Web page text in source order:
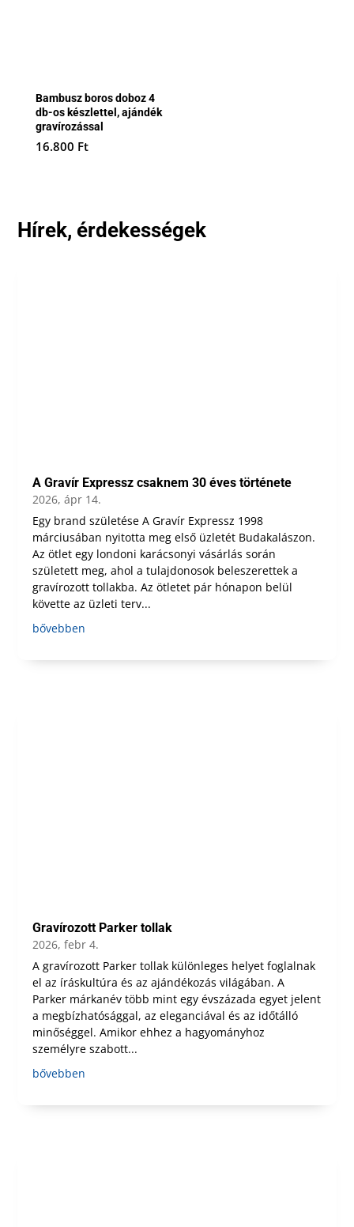
Bambusz boros doboz 4
db-os készlettel, ajándék
gravírozással
16.800 Ft
Hírek, érdekességek
A Gravír Expressz csaknem 30 éves története
2026, ápr 14.
Egy brand születése A Gravír Expressz 1998
márciusában nyitotta meg első üzletét Budakalászon.
Az ötlet egy londoni karácsonyi vásárlás során
született meg, ahol a tulajdonosok beleszerettek a
gravírozott tollakba. Az ötletet pár hónapon belül
követte az üzleti terv...
bővebben
Gravírozott Parker tollak
2026, febr 4.
A gravírozott Parker tollak különleges helyet foglalnak
el az íráskultúra és az ajándékozás világában. A
Parker márkanév több mint egy évszázada egyet jelent
a megbízhatósággal, az eleganciával és az időtálló
minőséggel. Amikor ehhez a hagyományhoz
személyre szabott...
bővebben